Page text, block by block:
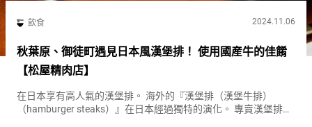
飲食 2024.11.06
秋葉原、御徒町遇見日本風漢堡排！ 使用國産牛的佳餚
【松屋精肉店】
在日本享有高人氣的漢堡排。 海外的『漢堡排（漢堡牛排）
（hamburger steaks）』在日本經過獨特的演化。 專賣漢堡排的